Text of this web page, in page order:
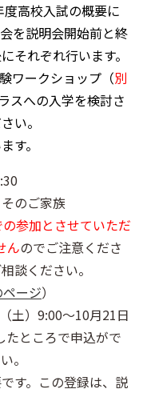
高校入試の概要に
を説明会開始前と終
それぞれ行います。
ワークショップ（別
スへの入学を検討さ
い。
す。
のご家族
参加とさせていただ
んのでご注意くださ
談ください。
ージ）
土）9:00～10月21日
たところで申込がで
。
です。この登録は、説